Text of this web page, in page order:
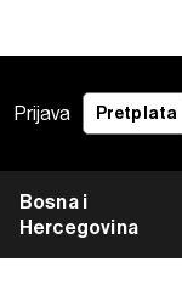
Prijava Pretplata
Bosna i
Hercegovina